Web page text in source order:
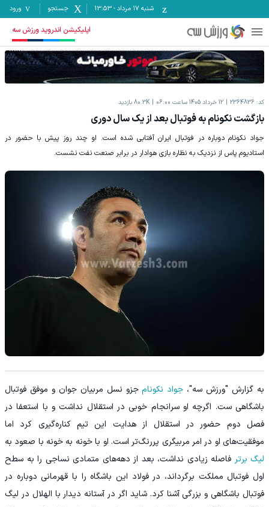
شنبه ۱۷ مرداد -
13:53 جستجو ورود
اپلیکیشن اندروید ورزش سه
کد: 2364836 12 خرداد 1405 ساعت 06:00 80.3K بازدید
بازگشت نکونام به فوتبال بعد از یک سال دوری
جواد نکونام دوباره در فوتبال ایران آفتابی شده است. او چند روز پیش با حضور در
استادیوم پاس از نزدیک به نظاره بازی هوادار در برابر صنعت نفت نشست.
به گزارش "ورزش سه"، جواد نکونامجزو نسل مربیان جوان و موفق فوتبال
باشگاهی ست. اگرچه او سرانجام خوبی در استقلال نداشت و با استعفا در
فصل دوم حضور در استقلال از هدایت این تیم کناره‌گیری کرد اما
موفقیت‌های او در امر مربیگری پررنگ‌تر است. او با خونه به خونه با صعود به
لیگ برتر فاصله زیادی نداشت، بعد از دهه‌های متمادی نساجی را به سطح
اول فوتبال مملکت برگرداند، در فولاد این باشگاه را با قهرمانی دوباره در
فوتبال باشگاهی و بزرگی آشنا کرد. شاید اگر در آستانه دیدار با الهلال در لیگ